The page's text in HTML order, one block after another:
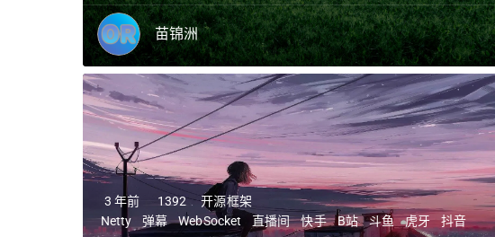
苗锦洲
3 年前 1392
开源框架
Netty
弹幕 WebSocket 直播间 快手 B站 斗鱼 虎牙 抖音
3 年前 663 软件分享 Android Steam 扬声器 台式机 局域网